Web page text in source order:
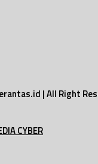
| All Right
CYBER